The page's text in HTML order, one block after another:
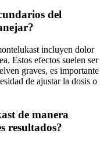
del
incluyen dolor
Estos efectos suelen ser
graves, es importante
de ajustar la dosis o
de manera
resultados?